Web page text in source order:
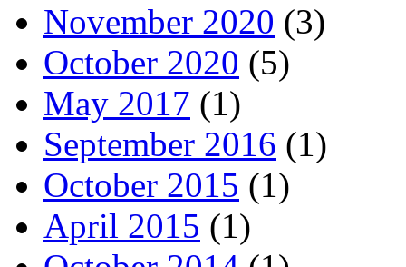
November 2020 (3)
October 2020 (5)
May 2017 (1)
September 2016 (1)
October 2015 (1)
April 2015 (1)